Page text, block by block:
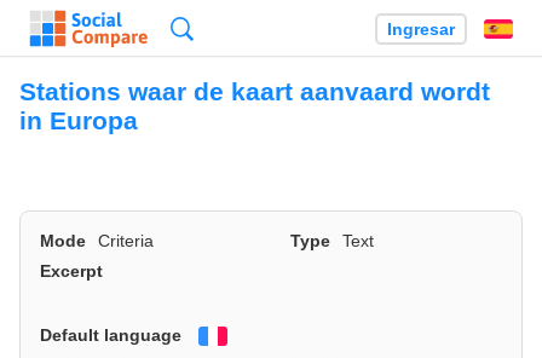
Ingresar
Stations waar de kaart aanvaard wordt
in Europa
Mode Criteria Type
Text
Excerpt
Default language